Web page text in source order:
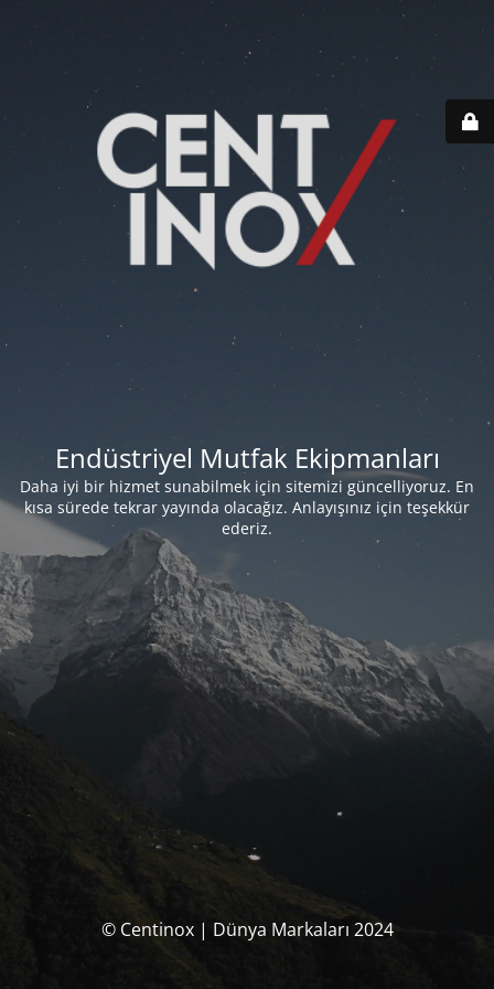
Endüstriyel Mutfak Ekipmanları
Daha iyi bir hizmet sunabilmek için sitemizi güncelliyoruz. En
kısa sürede tekrar yayında olacağız. Anlayışınız için teşekkür
ederiz.
© Centinox | Dünya Markaları 2024